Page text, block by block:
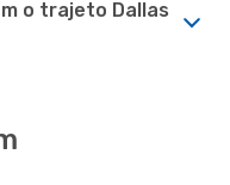
o trajeto Dallas